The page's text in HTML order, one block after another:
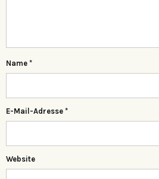
Name *
E-Mail-Adresse *
Website